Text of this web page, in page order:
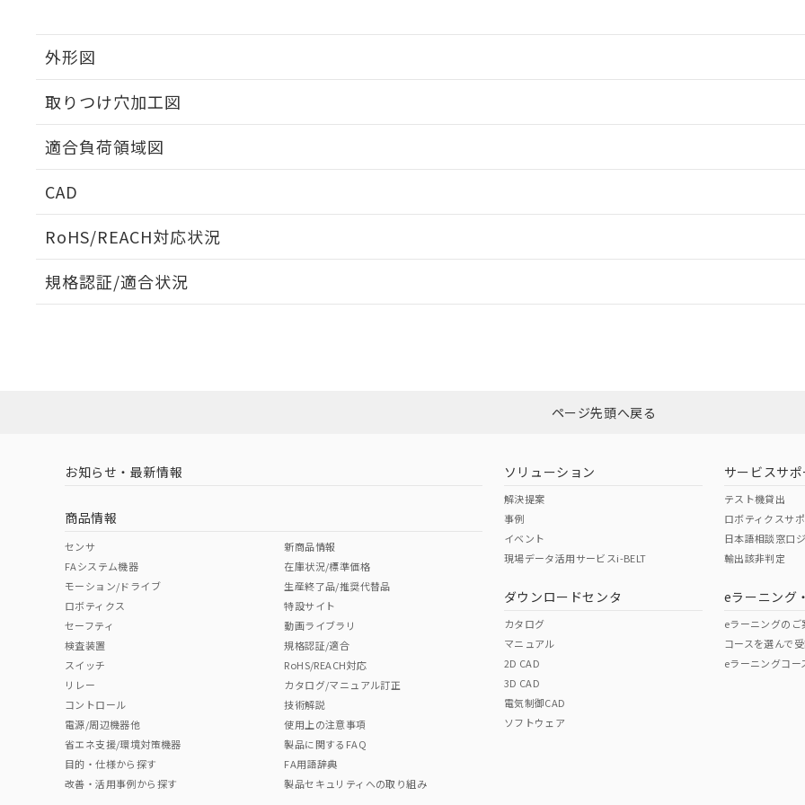
外形図
取りつけ穴加工図
適合負荷領域図
CAD
RoHS/REACH対応状況
EU RoHS 注意事項・凡例
ダウンロードはこちら
中国 RoHS 注意事項・凡例
中国 RoHS表
Pb Hg Cr(VI)
"対応済み"や非含有の記載がされた商品であっても、流通在庫等で未対応品が混在する可能性があります。
非含有品が必要な際は、弊社営業部門もしくは販売店へお問い合わせください。
規格認証/適合状況
（イギリス
（ノルウェー
（日本
（アメリカ
この製品の規格認証/適合
その他の認証はこちらのページからご
ページ先頭へ戻る
お知らせ・最新情報
商品情報
センサ
FAシステム機器
モーション/ドライブ
ロボティクス
セーフティ
検査装置
スイッチ
リレー
コントロール
電源/周辺機器他
省エネ支援/環境対策機器
目的・仕様から探す
改善・活用事例から探す
新商品情報
在庫状況/標準価格
生産終了品/推奨代替品
特設サイト
動画ライブラリ
規格認証/適合
RoHS/REACH対応
カタログ/マニュアル訂正
技術解説
使用上の注意事項
製品に関するFAQ
FA用語辞典
製品セキュリティへの取り組み
ソリューション
解決提案
事例
イベント
現場データ活用サービスi-BELT
ダウンロードセンタ
カタログ
マニュアル
2D CAD
3D CAD
電気制御CAD
ソフトウェア
サービスサポ
テスト機貸出
ロボティクスサ
日本語相談窓口
輸出該非判定
eラーニング
eラーニングのご
コースを選んで
eラーニングコー